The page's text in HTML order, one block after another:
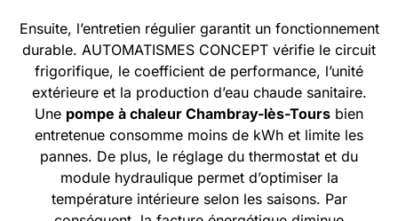
Ensuite, l’entretien régulier garantit un fonctionnement
durable. AUTOMATISMES CONCEPT vérifie le circuit
frigorifique, le coefficient de performance, l’unité
extérieure et la production d’eau chaude sanitaire.
Une pompe à chaleur Chambray-lès-Tours bien
entretenue consomme moins de kWh et limite les
pannes. De plus, le réglage du thermostat et du
module hydraulique permet d’optimiser la
température intérieure selon les saisons. Par